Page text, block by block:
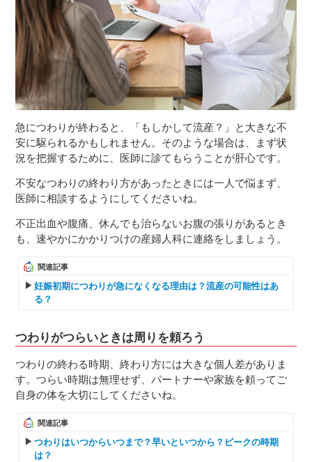
急につわりが終わると、「もしかして流産？」と大きな不
安に駆られるかもしれません。そのような場合は、まず状
況を把握するために、医師に診てもらうことが肝心です。
不安なつわりの終わり方があったときには一人で悩まず、
医師に相談するようにしてくださいね。
不正出血や腹痛、休んでも治らないお腹の張りがあるとき
も、速やかにかかりつけの産婦人科に連絡をしましょう。
関連記事
妊娠初期につわりが急になくなる理由は？流産の可能性はあ
る？
つわりがつらいときは周りを頼ろう
つわりの終わる時期、終わり方には大きな個人差がありま
す。つらい時期は無理せず、パートナーや家族を頼ってご
自身の体を大切にしてくださいね。
関連記事
つわりはいつからいつまで？早いといつから？ピークの時期
は？